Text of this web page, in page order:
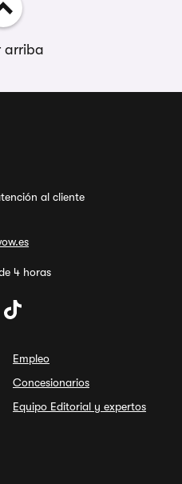
arriba
al cliente
4 horas
Empleo
Concesionarios
Equipo Editorial y expertos